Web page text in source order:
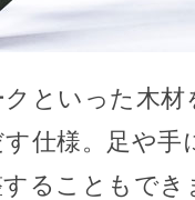
といった木
仕様。足や手
ることもで